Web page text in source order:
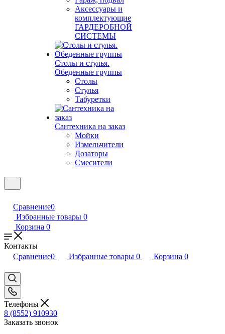
Аксессуары и
комплектующие
ГАРДЕРОБНОЙ
СИСТЕМЫ
Столы и стулья.
Обеденные группы
Столы
Стулья
Табуретки
Сантехника на заказ
Мойки
Измельчители
Дозаторы
Смесители
Сравнение0
Избранные товары 0
Корзина 0
Контакты
Сравнение0 Избранные товары 0 Корзина 0
Телефоны
8 (8552) 910930
Заказать звонок